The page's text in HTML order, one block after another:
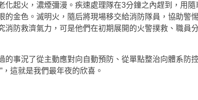
起火，濃煙彌漫。疾速處理隊在3分鐘之內趕到，用
金色。滅明火，隨后將現場移交給消防隊員，協助警
防救濟氣力，可是他們在初期展開的火警撲救、職員
事況了從主動應對向自動預防、從單點整治向體系防
這就是我們最年夜的欣喜。